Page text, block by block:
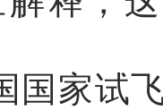
家试飞